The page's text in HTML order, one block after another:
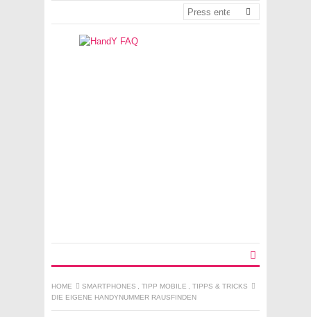
HOME SMARTPHONES TIPP MOBILE
TIPPS & TRICKS
DIE EIGENE HANDYNUMMER RAUSFINDEN